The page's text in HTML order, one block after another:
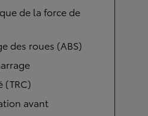
de la force de
des roues (ABS)
(TRC)
avant